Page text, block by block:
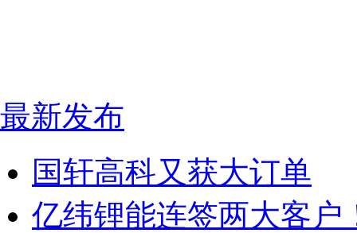
最新发布
国轩高科又获大订单
亿纬锂能连签两大客户